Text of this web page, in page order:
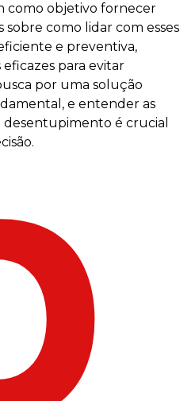
como objetivo fornecer
como lidar com esses
e preventiva,
para evitar
por uma solução
e entender as
desentupimento é crucial